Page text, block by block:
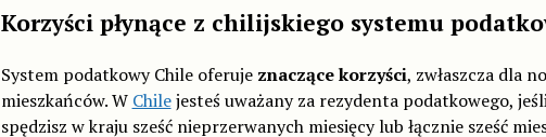
Korzyści płynące z chilijskiego systemu
System podatkowy Chile oferuje znaczące korzyści, zwłaszcza dla
mieszkańców. W Chilejesteś uważany za rezydenta podatkowego,
spędzisz w kraju sześć nieprzerwanych miesięcy lub łącznie sześć